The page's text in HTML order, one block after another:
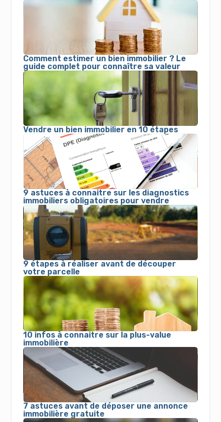
Comment estimer un bien immobilier ? Le
guide complet pour connaître sa valeur
Vendre un bien immobilier en 10 étapes
9 astuces à connaitre sur les diagnostics
immobiliers obligatoires pour vendre
9 étapes à réaliser avant de découper
votre parcelle
10 infos à connaitre sur la plus-value
immobilière
7 astuces avant de déposer une annonce
immobilière gratuite